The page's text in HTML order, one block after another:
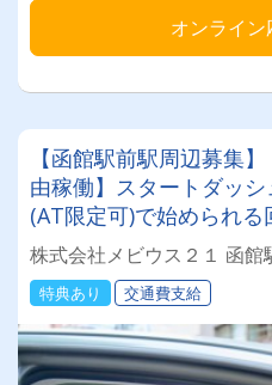
オンライン
【函館駅前駅周辺募集
由稼働】スタートダッ
(AT限定可)で始められ
費全額支給＆直行直帰♪
活用！
株式会社メビウス２１ 函館
特典あり 交通費支給